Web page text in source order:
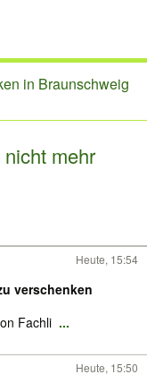
in Braunschweig
mehr
Heute, 15:54
verschenken
Fachli ...
Heute, 15:50